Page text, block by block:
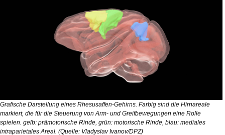
Grafische Darstellung eines Rhesusaffen-Gehirns. Farbig sind die Hirnareale
markiert, die für die Steuerung von Arm- und Greifbewegungen eine Rolle
spielen. gelb: prämotorische Rinde, grün: motorische Rinde, blau: mediales
intraparietales Areal. (Quelle: Vladyslav Ivanov/DPZ)